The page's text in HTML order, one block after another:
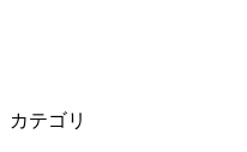
カテゴリ